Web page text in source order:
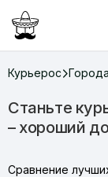
Курьерос Города
Станьте
– хороший
Сравнение